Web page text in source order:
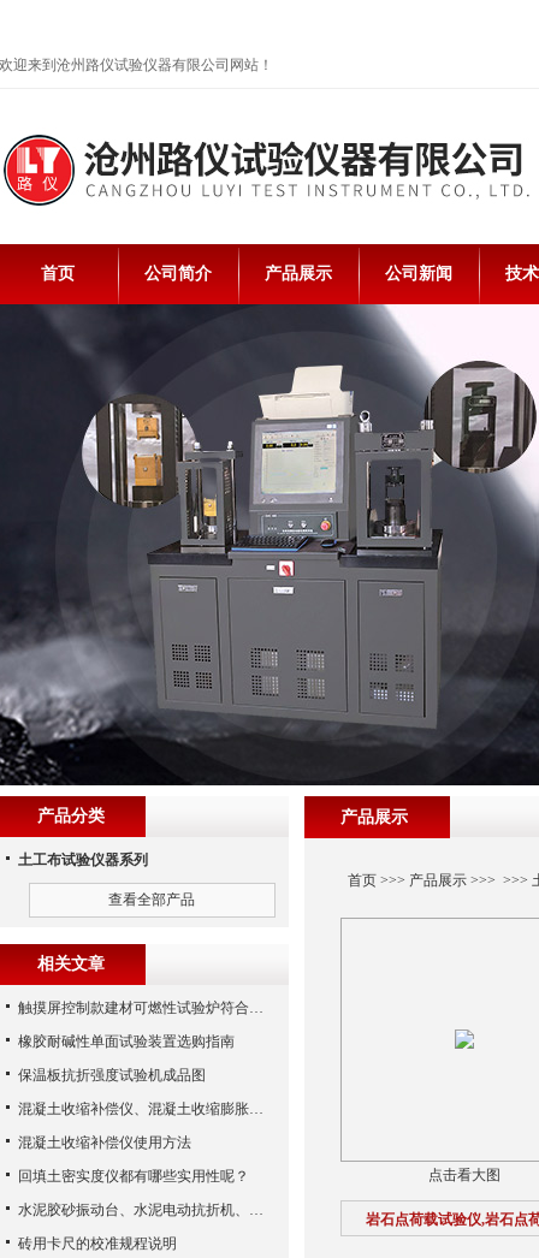
欢迎来到沧州路仪试验仪器有限公司网站！
首页 公司简介 产品展示 公司新闻 技
产品展示
首页>>> 产品展示>>> >>>
点击看大图
岩石点荷载试验仪,岩石点
产品分类
土工布试验仪器系列
查看全部产品
相关文章
触摸屏控制款建材可燃性试验炉符合哪些？
橡胶耐碱性单面试验装置选购指南
保温板抗折强度试验机成品图
混凝土收缩补偿仪、混凝土收缩膨胀仪（河北路仪）
混凝土收缩补偿仪使用方法
回填土密实度仪都有哪些实用性呢？
水泥胶砂振动台、水泥电动抗折机、水泥净浆搅拌机（河北路仪）
砖用卡尺的校准规程说明